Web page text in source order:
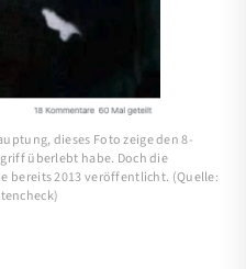
dieses Foto zeige den 8-
überlebt habe. Doch die
bereits 2013 veröffentlicht. (Quelle: